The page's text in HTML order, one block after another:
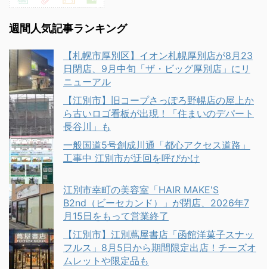
週間人気記事ランキング
【札幌市厚別区】イオン札幌厚別店が8月23
日閉店、9月中旬「ザ・ビッグ厚別店」にリ
ニューアル
【江別市】旧コープさっぽろ野幌店の屋上か
ら古いロゴ看板が出現！「住まいのデパート
長谷川」も
一般国道5号創成川通「都心アクセス道路」
工事中 江別市が迂回を呼びかけ
江別市幸町の美容室「HAIR MAKE'S
B2nd（ビーセカンド）」が閉店、2026年7
月15日をもって営業終了
【江別市】江別蔦屋書店「函館洋菓子スナッ
フルス」8月5日から期間限定出店！チーズオ
ムレットや限定品も